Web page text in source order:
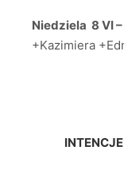
Niedziela 8 VI
+Kazimiera